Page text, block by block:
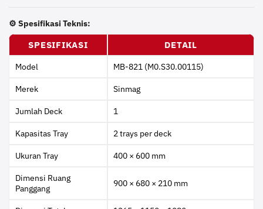
⚙️ Spesifikasi Teknis:
SPESIFIKASI
DETAIL
Model MB-821 (M0.S30.00115)
Merek Sinmag
Jumlah Deck 1
Kapasitas Tray 2 trays per deck
Ukuran Tray 400 × 600 mm
Dimensi Ruang
Panggang
900 × 680 × 210 mm